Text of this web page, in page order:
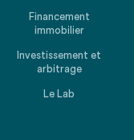
Financement
immobilier
Investissement et
arbitrage
Le Lab